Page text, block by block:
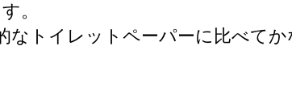
。
なトイレットペーパーに比べて